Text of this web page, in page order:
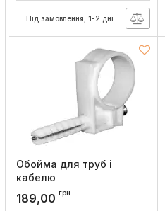
Під замовлення, 1-2 дні
Обойма для труб і
кабелю
e.holder.stand.18.20, d=18-
20мм (50шт), E.NEXT
189,00 грн